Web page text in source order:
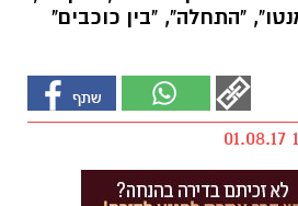
"התחלה", "בין כוכבים"